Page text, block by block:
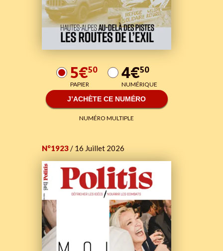
5€50
PAPIER 4€50
NUMÉRIQUE
J’ACHÈTE CE NUMÉRO
NUMÉRO MULTIPLE
N°1923/ 16 Juillet 2026